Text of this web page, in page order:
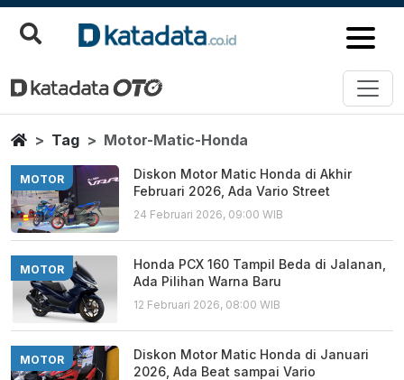
Motor Matic Honda
Berita Terbaru
HomeTag Motor-Matic-Honda
MOTOR
Diskon Motor Matic Honda di Akhir
Februari 2026, Ada Vario Street
24 Februari 2026, 09:00 WIB
MOTOR
Honda PCX 160 Tampil Beda di Jalanan,
Ada Pilihan Warna Baru
12 Februari 2026, 08:00 WIB
MOTOR
Diskon Motor Matic Honda di Januari
2026, Ada Beat sampai Vario